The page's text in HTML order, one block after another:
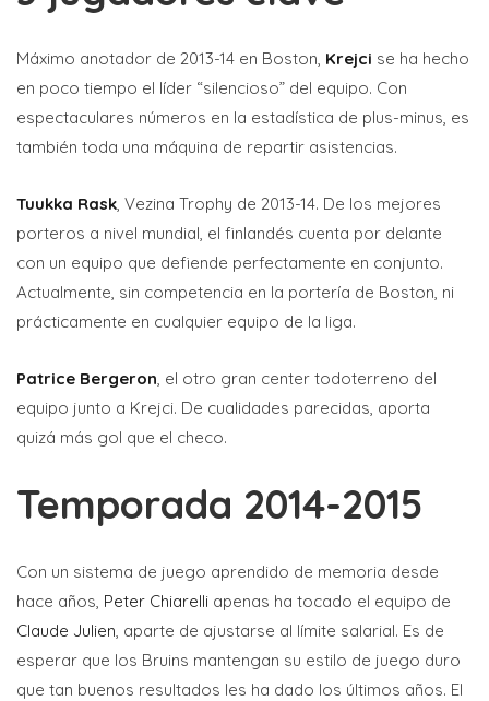
Máximo anotador de 2013-14 en Boston, Krejci se ha hecho
en poco tiempo el líder “silencioso” del equipo. Con
espectaculares números en la estadística de plus-minus, es
también toda una máquina de repartir asistencias.
Tuukka Rask, Vezina Trophy de 2013-14. De los mejores
porteros a nivel mundial, el finlandés cuenta por delante
con un equipo que defiende perfectamente en conjunto.
Actualmente, sin competencia en la portería de Boston, ni
prácticamente en cualquier equipo de la liga.
Patrice Bergeron, el otro gran center todoterreno del
equipo junto a Krejci. De cualidades parecidas, aporta
quizá más gol que el checo.
Temporada 2014-2015
Con un sistema de juego aprendido de memoria desde
hace años, Peter Chiarelli apenas ha tocado el equipo de
Claude Julien, aparte de ajustarse al límite salarial. Es de
esperar que los Bruins mantengan su estilo de juego duro
que tan buenos resultados les ha dado los últimos años. El